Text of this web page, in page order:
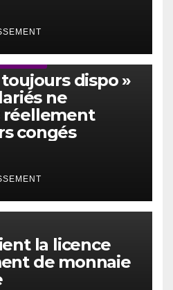
dispo »
ne
réellement
congés
la licence
de monnaie